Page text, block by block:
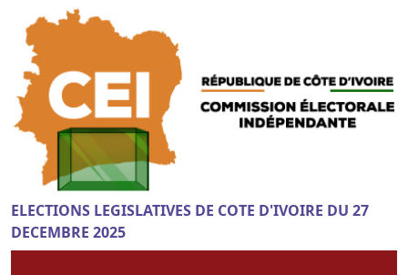
ELECTIONS LEGISLATIVES DE COTE D'IVOIRE DU 27
DECEMBRE 2025